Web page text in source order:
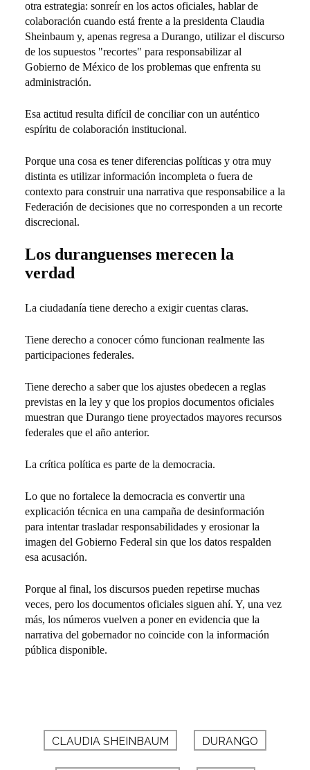
otra estrategia: sonreír en los actos oficiales, hablar de
colaboración cuando está frente a la presidenta Claudia
Sheinbaum y, apenas regresa a Durango, utilizar el discurso
de los supuestos "recortes" para responsabilizar al
Gobierno de México de los problemas que enfrenta su
administración.
Esa actitud resulta difícil de conciliar con un auténtico
espíritu de colaboración institucional.
Porque una cosa es tener diferencias políticas y otra muy
distinta es utilizar información incompleta o fuera de
contexto para construir una narrativa que responsabilice a la
Federación de decisiones que no corresponden a un recorte
discrecional.
Los duranguenses merecen la
verdad
La ciudadanía tiene derecho a exigir cuentas claras.
Tiene derecho a conocer cómo funcionan realmente las
participaciones federales.
Tiene derecho a saber que los ajustes obedecen a reglas
previstas en la ley y que los propios documentos oficiales
muestran que Durango tiene proyectados mayores recursos
federales que el año anterior.
La crítica política es parte de la democracia.
Lo que no fortalece la democracia es convertir una
explicación técnica en una campaña de desinformación
para intentar trasladar responsabilidades y erosionar la
imagen del Gobierno Federal sin que los datos respalden
esa acusación.
Porque al final, los discursos pueden repetirse muchas
veces, pero los documentos oficiales siguen ahí. Y, una vez
más, los números vuelven a poner en evidencia que la
narrativa del gobernador no coincide con la información
pública disponible.
CLAUDIA SHEINBAUM DURANGO